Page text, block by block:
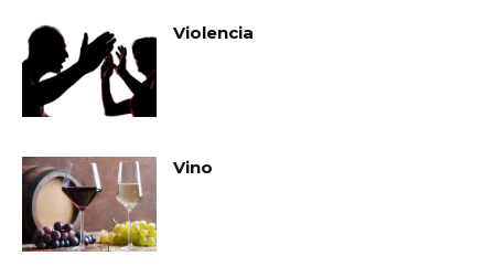
Violencia
Vino